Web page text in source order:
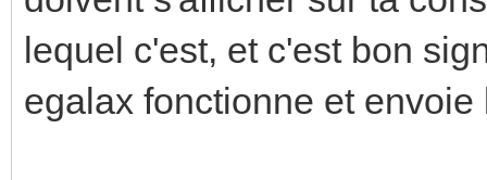
lequel c'est, et c'est bon
egalax fonctionne et envoie